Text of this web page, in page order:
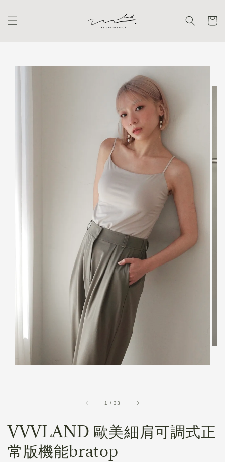
1 /33
VVVLAND 歐美細肩可調式正
常版機能bratop